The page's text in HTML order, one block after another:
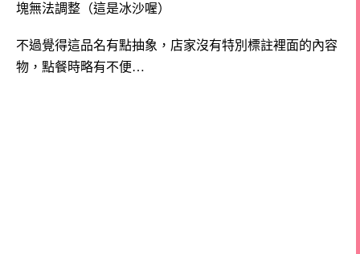
塊無法調整（這是冰沙喔）
不過覺得這品名有點抽象，店家沒有特別標註裡面的內容
物，點餐時略有不便…